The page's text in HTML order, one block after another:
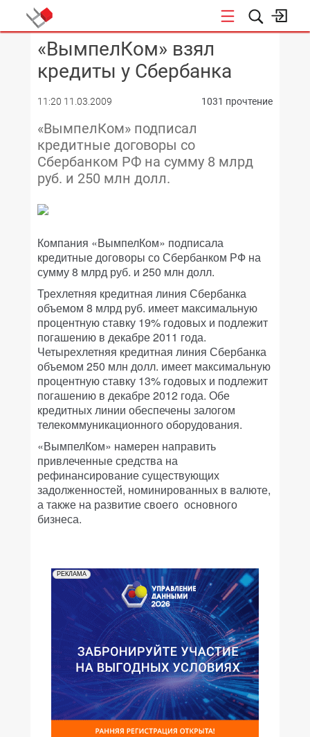
КОНФЕРЕНЦИИ
«ВымпелКом» взял
кредиты у Сбербанка
11:20 11.03.2009 1031 прочтение
«ВымпелКом» подписал
кредитные договоры со
Сбербанком РФ на сумму 8 млрд
руб. и 250 млн долл.
Компания «ВымпелКом» подписала
кредитные договоры со Сбербанком РФ на
сумму 8 млрд руб. и 250 млн долл.
Трехлетняя кредитная линия Сбербанка
объемом 8 млрд руб. имеет максимальную
процентную ставку 19% годовых и подлежит
погашению в декабре 2011 года.
Четырехлетняя кредитная линия Сбербанка
объемом 250 млн долл. имеет максимальную
процентную ставку 13% годовых и подлежит
погашению в декабре 2012 года. Обе
кредитных линии обеспечены залогом
телекоммуникационного оборудования.
«ВымпелКом» намерен направить
привлеченные средства на
рефинансирование существующих
задолженностей, номинированных в валюте,
а также на развитие своего основного
бизнеса.
РЕКЛАМА